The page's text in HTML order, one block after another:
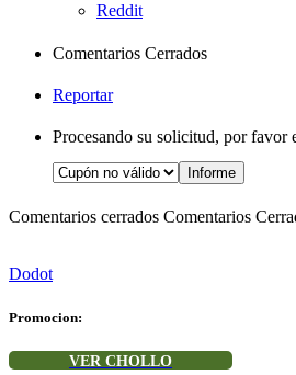
Reddit
Comentarios Cerrados
Reportar
Procesando su solicitud, por favor
Comentarios cerrados Comentarios
Dodot
Promocion:
VER CHOLLO